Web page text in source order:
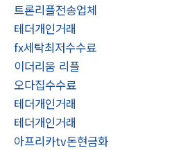
트론리플전송업체
테더개인거래
fx세탁최저수수료
이더리움 리플
오다집수수료
테더개인거래
테더개인거래
아프리카tv돈현금화